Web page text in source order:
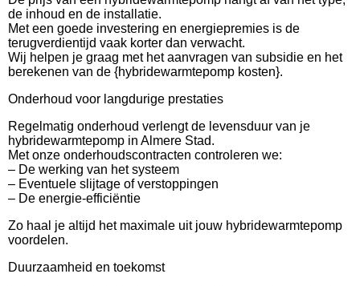
de inhoud en de installatie.
Met een goede investering en energiepremies is de
terugverdientijd vaak korter dan verwacht.
Wij helpen je graag met het aanvragen van subsidie en het
berekenen van de {hybridewarmtepomp kosten}.
Onderhoud voor langdurige prestaties
Regelmatig onderhoud verlengt de levensduur van je
hybridewarmtepomp in Almere Stad.
Met onze onderhoudscontracten controleren we:
– De werking van het systeem
– Eventuele slijtage of verstoppingen
– De energie-efficiëntie
Zo haal je altijd het maximale uit jouw hybridewarmtepomp
voordelen.
Duurzaamheid en toekomst